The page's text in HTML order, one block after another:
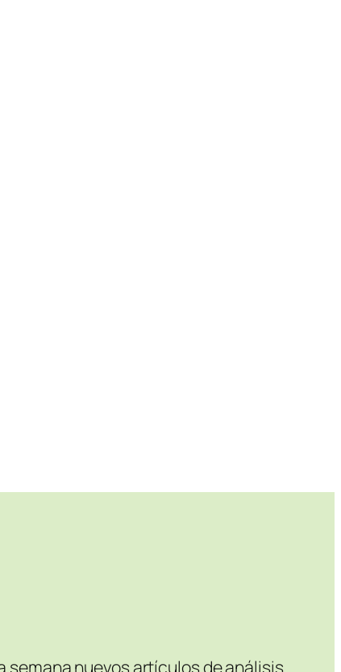
nuevos artículos de análisis.